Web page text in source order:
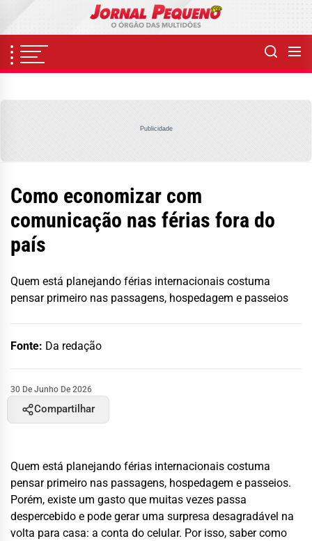
content
Publicidade
Como economizar com
comunicação nas férias fora do
país
Quem está planejando férias internacionais costuma
pensar primeiro nas passagens, hospedagem e passeios
Fonte: Da redação
30 De Junho De 2026
Compartilhar
Quem está planejando férias internacionais costuma
pensar primeiro nas passagens, hospedagem e passeios.
Porém, existe um gasto que muitas vezes passa
despercebido e pode gerar uma surpresa desagradável na
volta para casa: a conta do celular. Por isso, saber como